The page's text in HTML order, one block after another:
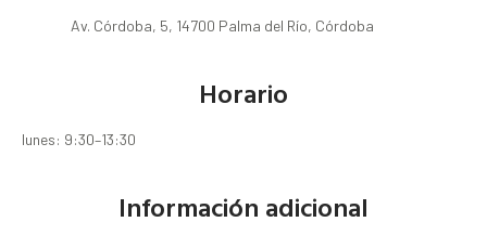
Av. Córdoba, 5, 14700 Palma del Río, Córdoba
Horario
lunes: 9:30–13:30
Información adicional